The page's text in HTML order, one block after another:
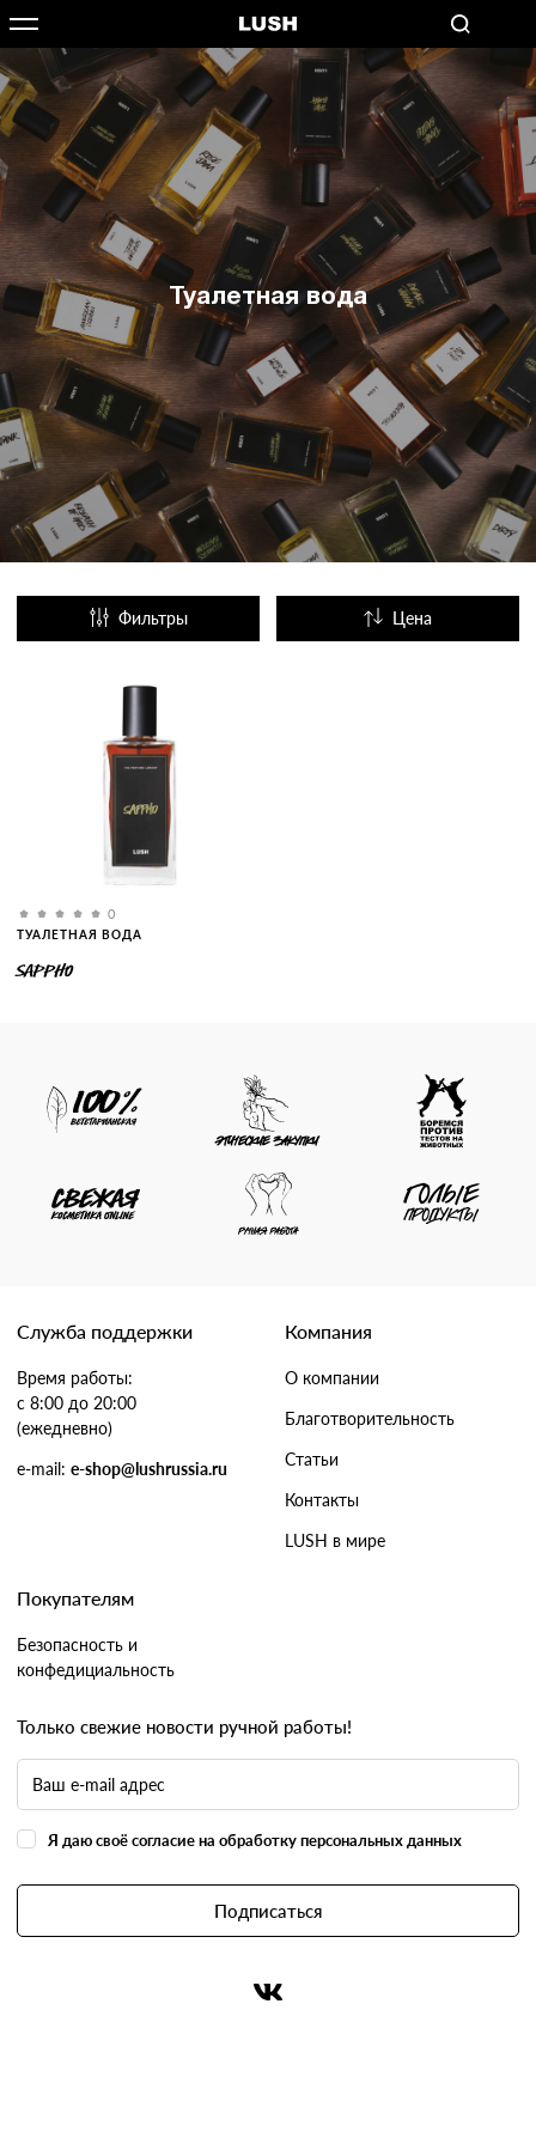
Туалетная вода
Фильтры Цена
0
ТУАЛЕТНАЯ ВОДА
SAPPHO
Служба поддержки
Время работы:
с 8:00 до 20:00
(ежедневно)
e-mail: e-shop@lushrussia.ru
Компания
О компании
Благотворительность
Статьи
Контакты
LUSH в мире
Покупателям
Безопасность и
конфедициальность
Только свежие новости ручной работы!
Я даю своё согласие на обработку персональных данных
Подписаться